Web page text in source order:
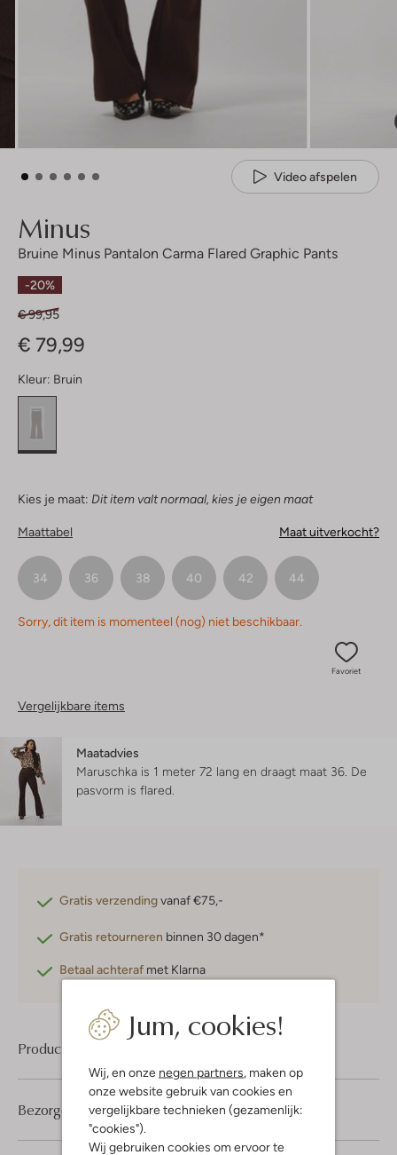
Jum, cookies!
Wij, en onze negen partners, maken op
onze website gebruik van cookies en
vergelijkbare technieken (gezamenlijk:
"cookies").
Wij gebruiken cookies om ervoor te
Video afspelen
Minus
Bruine Minus Pantalon Carma Flared Graphic Pants
-20%
€ 99,95
€ 79,99
Kleur: Bruin
Kies je maat: Dit item valt normaal, kies je eigen maat
Maattabel Maat uitverkocht?
34 36 38 40 42 44
Sorry, dit item is momenteel (nog) niet beschikbaar.
Favoriet
Vergelijkbare items
Maatadvies
Maruschka is 1 meter 72 lang en draagt maat 36. De
pasvorm is flared
Gratis verzendingvanaf €75,-
Gratis retourneren binnen 30 dagen*
Betaal achteraf met Klarna
Product informatie
Bezorgen & retourneren